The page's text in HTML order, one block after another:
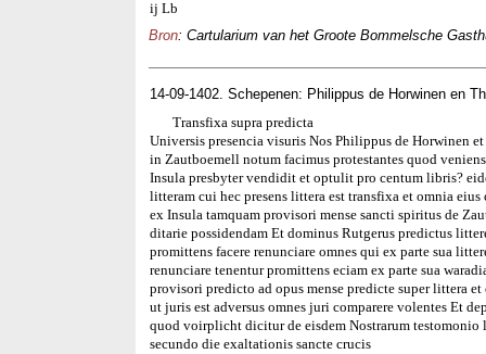
ij Lb
Bron: Cartularium van het Groote Bommelsche
14-09-1402. Schepenen: Philippus de Horwinen en
Transfixa supra predicta
Universis presencia visuris Nos Philippus de Horwinen
in Zautboemell notum facimus protestantes quod
Insula presbyter vendidit et optulit pro centum libris?
litteram cui hec presens littera est transfixa et omnia
ex Insula tamquam provisori mense sancti spiritus de
ditarie possidendam Et dominus Rutgerus predictus
promittens facere renunciare omnes qui ex parte sua
renunciare tenentur promittens eciam ex parte sua
provisori predicto ad opus mense predicte super littera
ut juris est adversus omnes juri comparere volentes Et
quod voirplicht dicitur de eisdem Nostrarum testomonio
secundo die exaltationis sancte crucis